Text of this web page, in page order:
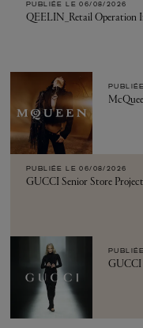
PUBLIÉE LE 06/08/2026
QEELIN_Retail Operation
PUBLIÉE LE 06/08/2026
GUCCI Senior Store
GUCCI